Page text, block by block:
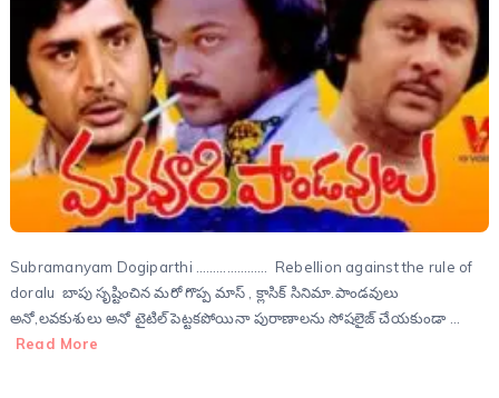
Subramanyam Dogiparthi ………………… Rebellion against the rule of
doralu బాపు సృష్టించిన మరో గొప్ప మాస్ , క్లాసిక్ సినిమా.పాండవులు
అనో,లవకుశులు అనో టైటిల్ పెట్టకపోయినా పురాణాలను సోషలైజ్ చేయకుండా …
Read More